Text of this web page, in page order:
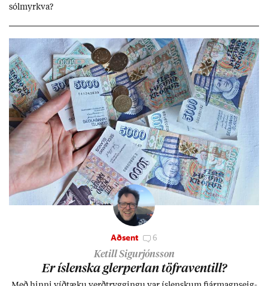
sól­myrkva?
Aðsent 6
Ketill Sigurjónsson
Er ís­lenska glerperl­an töfra­ventill?